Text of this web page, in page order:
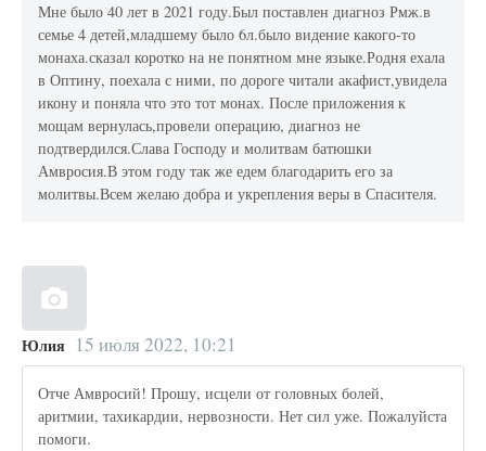
Мне было 40 лет в 2021 году.Был поставлен диагноз Рмж.в
семье 4 детей,младшему было 6л.было видение какого-то
монаха.сказал коротко на не понятном мне языке.Родня ехала
в Оптину, поехала с ними, по дороге читали акафист,увидела
икону и поняла что это тот монах. После приложения к
мощам вернулась,провели операцию, диагноз не
подтвердился.Слава Господу и молитвам батюшки
Амвросия.В этом году так же едем благодарить его за
молитвы.Всем желаю добра и укрепления веры в Спасителя.
Юлия 15 июля 2022, 10:21
Отче Амвросий! Прошу, исцели от головных болей,
аритмии, тахикардии, нервозности. Нет сил уже. Пожалуйста
помоги.